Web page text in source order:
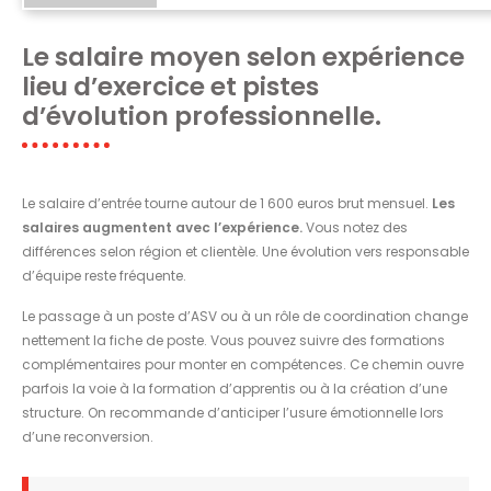
Le salaire moyen selon expérience
lieu d’exercice et pistes
d’évolution professionnelle.
Le salaire d’entrée tourne autour de 1 600 euros brut mensuel. Les
salaires augmentent avec l’expérience.Vous notez des
différences selon région et clientèle. Une évolution vers responsable
d’équipe reste fréquente.
Le passage à un poste d’ASV ou à un rôle de coordination change
nettement la fiche de poste. Vous pouvez suivre des formations
complémentaires pour monter en compétences. Ce chemin ouvre
parfois la voie à la formation d’apprentis ou à la création d’une
structure. On recommande d’anticiper l’usure émotionnelle lors
d’une reconversion.